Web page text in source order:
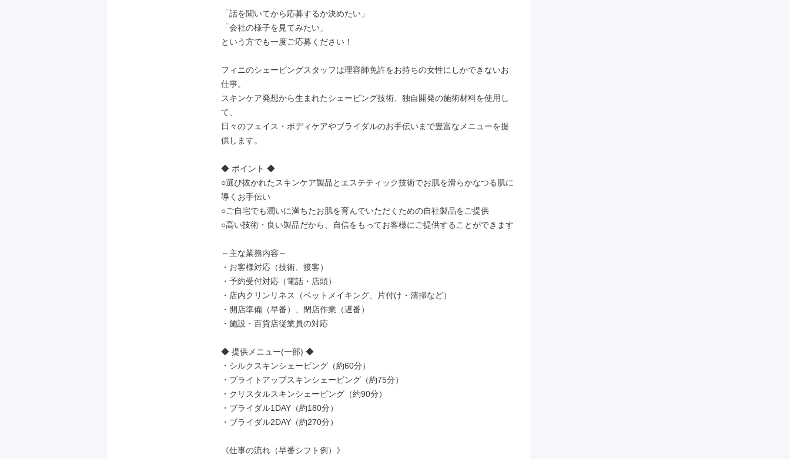
「話を聞いてから応募するか決めたい」
「会社の様子を見てみたい」
という方でも一度ご応募ください！
フィニのシェービングスタッフは理容師免許をお持ちの女性にしかできないお
仕事。
スキンケア発想から生まれたシェービング技術、独自開発の施術材料を使用し
て、
日々のフェイス・ボディケアやブライダルのお手伝いまで豊富なメニューを提
供します。
◆ ポイント ◆
○選び抜かれたスキンケア製品とエステティック技術でお肌を滑らかなつる肌に
導くお手伝い
○ご自宅でも潤いに満ちたお肌を育んでいただくための自社製品をご提供
○高い技術・良い製品だから、自信をもってお客様にご提供することができます
～主な業務内容～
・お客様対応（技術、接客）
・予約受付対応（電話・店頭）
・店内クリンリネス（ベットメイキング、片付け・清掃など）
・開店準備（早番）、閉店作業（遅番）
・施設・百貨店従業員の対応
◆ 提供メニュー(一部) ◆
・シルクスキンシェービング（約60分）
・ブライトアップスキンシェービング（約75分）
・クリスタルスキンシェービング（約90分）
・ブライダル1DAY（約180分）
・ブライダル2DAY（約270分）
《仕事の流れ（早番シフト例）》